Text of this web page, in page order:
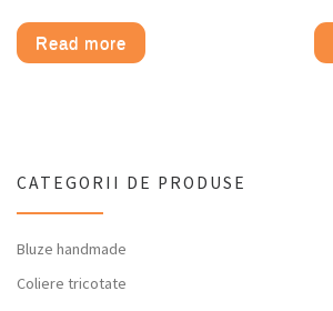
Read more
CATEGORII DE PRODUSE
Bluze handmade
Coliere tricotate